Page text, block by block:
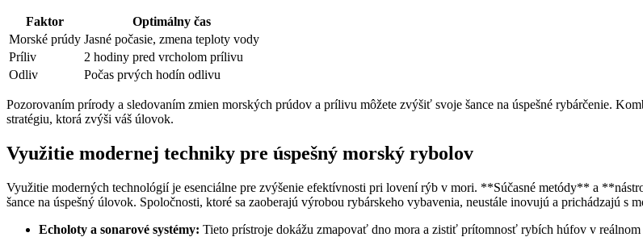
Faktor
Optimálny čas
Morské prúdy Jasné počasie, zmena teploty vody
Príliv
2 hodiny pred vrcholom prílivu
Odliv
Počas prvých hodín odlivu
Pozorovaním prírody a sledovaním zmien morských prúdov a prílivu môžete zvýšiť svoje šance na úspešné rybárčenie.
stratégiu, ktorá zvýši váš úlovok.
Využitie modernej techniky pre úspešný morský rybolov
Využitie moderných technológií je esenciálne pre zvýšenie efektívnosti pri lovení rýb v mori. **Súčasné metódy** a
šance na úspešný úlovok. Spoločnosti, ktoré sa zaoberajú výrobou rybárskeho vybavenia, neustále inovujú a prichádzajú s
Echoloty a sonarové systémy: Tieto prístroje dokážu zmapovať dno mora a zistiť prítomnosť rybích húfov v reálnom